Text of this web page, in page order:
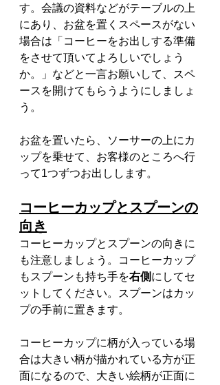
す。会議の資料などがテーブルの上
にあり、お盆を置くスペースがない
場合は「コーヒーをお出しする準備
をさせて頂いてよろしいでしょう
か。」などと一言お願いして、スペ
ースを開けてもらうようにしましょ
う。
お盆を置いたら、ソーサーの上にカ
ップを乗せて、お客様のところへ行
って1つずつお出しします。
コーヒーカップとスプーンの
向き
コーヒーカップとスプーンの向きに
も注意しましょう。コーヒーカップ
もスプーンも持ち手を右側 にしてセ
ットしてください。スプーンはカッ
プの手前に置きます。
コーヒーカップに柄が入っている場
合は大きい柄が描かれている方が正
面になるので、大きい絵柄が正面に